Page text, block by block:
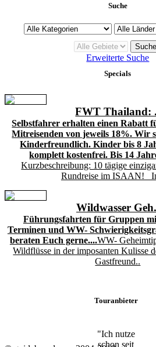
Suche
Erweiterte Suche
Specials
FWT Thailand:
Selbstfahrer erhalten einen Rabatt
Mitreisenden von jeweils 18%. Wir
Kinderfreundlich. Kinder bis 8
komplett kostenfrei. Bis 14
Kurzbeschreibung: 10 tägige
Rundreise im ISAAN!
Wildwasser
Führungsfahrten für Gruppen
Terminen und WW-
beraten Euch gerne....WW-
Wildflüsse in der imposanten Kulisse
Gastfreund..
Touranbieter
"Ich nutze
schon seit